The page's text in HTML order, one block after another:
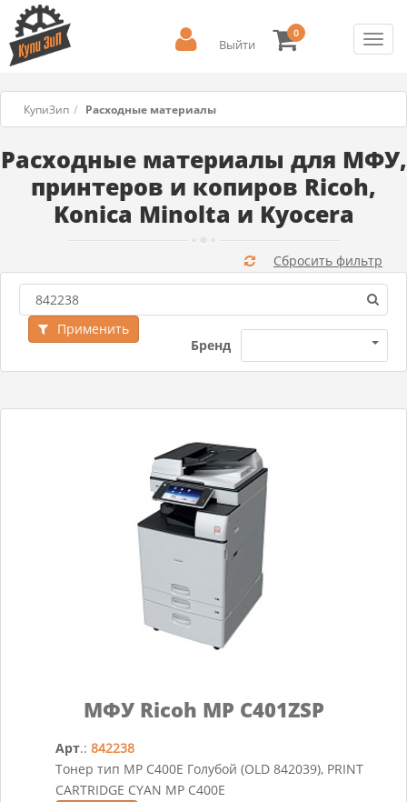
Выйти
0
КупиЗип Расходные материалы
Расходные материалы для МФУ,
принтеров и копиров Ricoh,
Konica Minolta и Kyocera
Бренд
Применить
Сбросить фильтр
МФУ Ricoh MP C401ZSP
Арт.: 842238
Тонер тип MP C400E Голубой (OLD 842039), PRINT
CARTRIDGE CYAN MP C400E